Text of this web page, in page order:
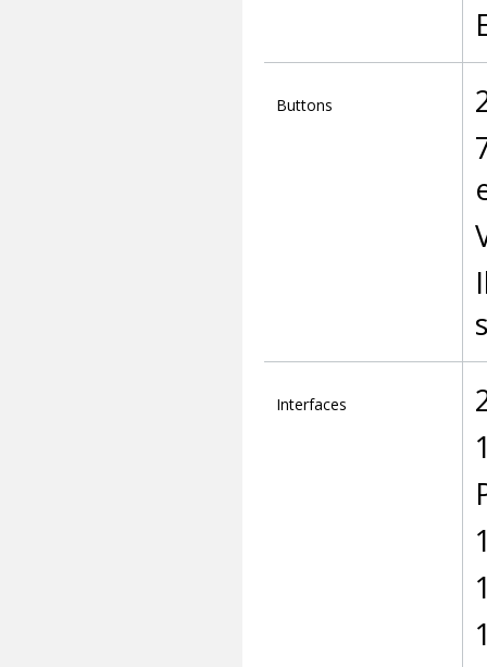
Buttons
Interfaces